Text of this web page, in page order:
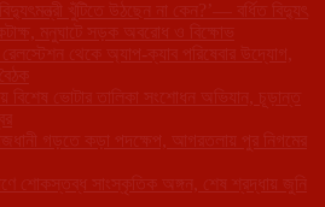
বিদ্যুৎমন্ত্রী খুঁটিতে উঠছেন না কেন?’— বর্ধিত বিদ্যুৎ
কটাক্ষ, মনুঘাটে সড়ক অবরোধ ও বিক্ষোভ
থেকে অ্যাপ-ক্যাব পরিষেবার উদ্যোগ,
বিশেষ ভোটার তালিকা সংশোধন অভিযান, চূড়ান্ত
গড়তে কড়া পদক্ষেপ, আগরতলায় পুর নিগমের
শোকস্তব্ধ সাংস্কৃতিক অঙ্গন, শেষ শ্রদ্ধায় জুনি